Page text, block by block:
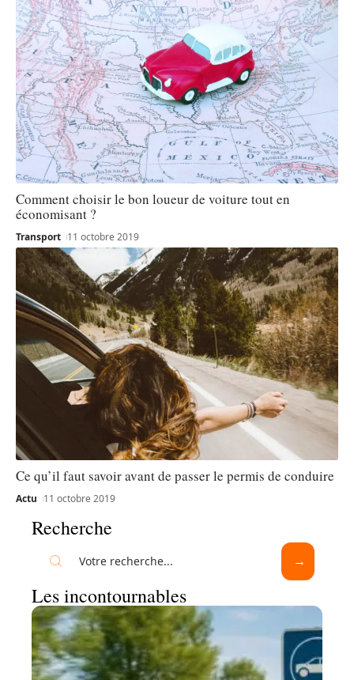
Comment choisir le bon loueur de voiture tout en
économisant ?
Transport 11 octobre 2019
Ce qu’il faut savoir avant de passer le permis de conduire
Actu 11 octobre 2019
Recherche
Les incontournables